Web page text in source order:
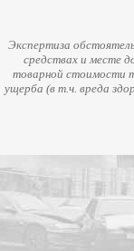
Экспертиза
средствах и месте
товарной стоимости
ущерба (в т.ч. вреда